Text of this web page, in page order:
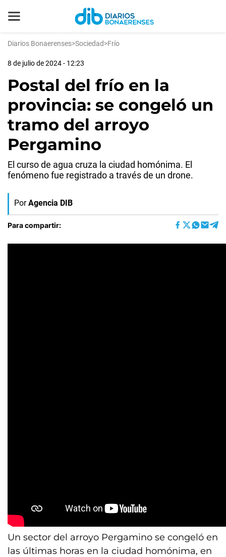
Diarios Bonaerenses>Sociedad>Frío
8 de julio de 2024 - 12:23
Postal del frío en la
provincia: se congeló un
tramo del arroyo
Pergamino
El curso de agua cruza la ciudad homónima. El
fenómeno fue registrado a través de un drone.
Por Agencia DIB
Para compartir:
Un sector del arroyo Pergamino se congeló en
las últimas horas en la ciudad homónima, en